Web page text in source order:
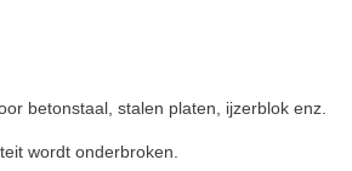
betonstaal, stalen platen, ijzerblok enz.
wordt onderbroken.